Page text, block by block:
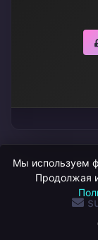
Мы используем
Продолжая